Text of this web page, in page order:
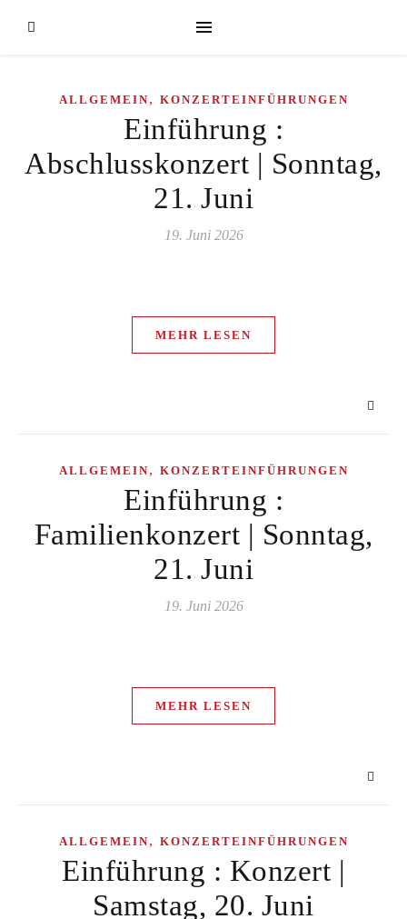
ALLGEMEIN, KONZERTEINFÜHRUNGEN
Einführung :
Abschlusskonzert | Sonntag,
21. Juni
19. Juni 2026
MEHR LESEN
ALLGEMEIN, KONZERTEINFÜHRUNGEN
Einführung :
Familienkonzert | Sonntag,
21. Juni
19. Juni 2026
MEHR LESEN
ALLGEMEIN, KONZERTEINFÜHRUNGEN
Einführung : Konzert |
Samstag, 20. Juni